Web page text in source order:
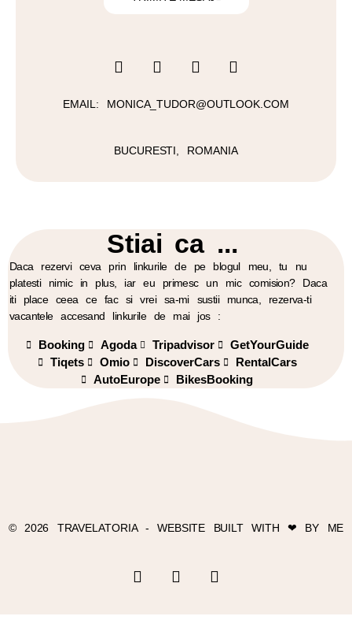
EMAIL: MONICA_TUDOR@OUTLOOK.COM
BUCURESTI, ROMANIA
Stiai ca ...
Daca rezervi ceva prin linkurile de pe blogul meu, tu nu
platesti nimic in plus, iar eu primesc un mic comision? Daca
iti place ceea ce fac si vrei sa-mi sustii munca, rezerva-ti
vacantele accesand linkurile de mai jos :
Booking Agoda Tripadvisor
GetYourGuide
Tiqets
Omio DiscoverCars
RentalCars
AutoEurope
BikesBooking
© 2026 TRAVELATORIA - WEBSITE BUILT WITH ❤ BY ME